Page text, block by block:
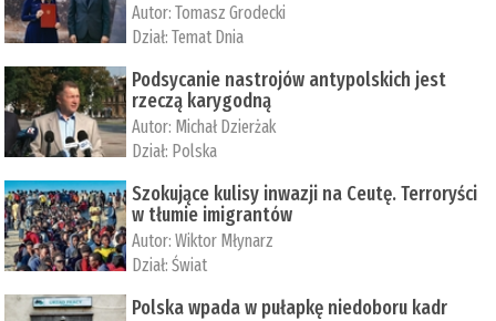
Autor:Tomasz Grodecki
Dział:Temat Dnia
Podsycanie nastrojów antypolskich jest
rzeczą karygodną
Autor: Michał Dzierżak
Dział: Polska
Szokujące kulisy inwazji na Ceutę. Terroryści
w tłumie imigrantów
Autor:Wiktor Młynarz
Dział:Świat
Polska wpada w pułapkę niedoboru kadr